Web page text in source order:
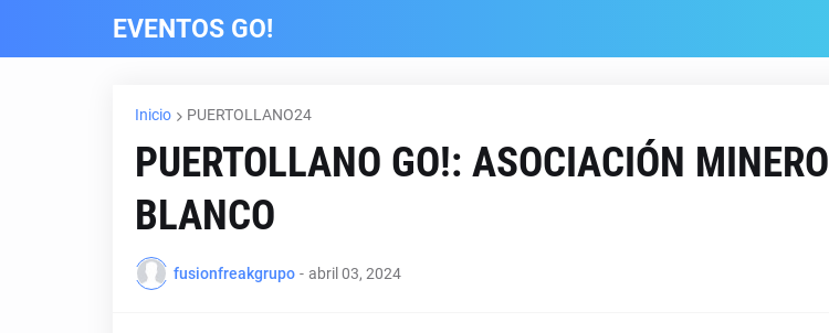
EVENTOS GO!
Inicio PUERTOLLANO24
PUERTOLLANO GO!: ASOCIACIÓN MINERO
BLANCO
fusionfreakgrupo - abril 03, 2024